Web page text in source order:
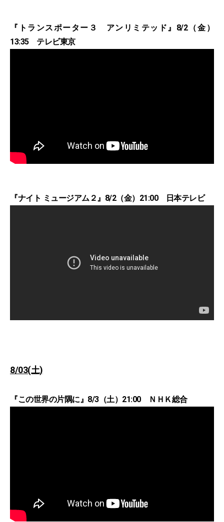
『トランスポーター３ アンリミテッド』8/2（金）
13:35 テレビ東京
『ナイト ミュージアム２』8/2（金）21:00 日本テレビ
8/03(土)
『この世界の片隅に』8/3（土）21:00 ＮＨＫ総合